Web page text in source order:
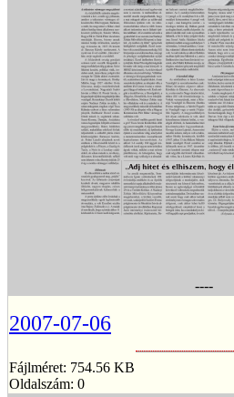
----
2007-07-06
Fájlméret: 754.56 KB
Oldalszám: 0